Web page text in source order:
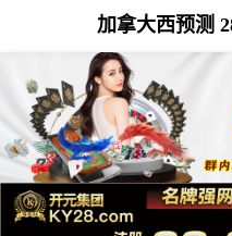
加拿大西预测